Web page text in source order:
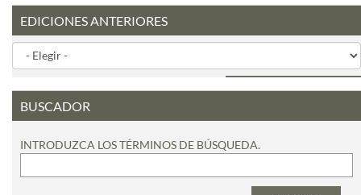
EDICIONES ANTERIORES
BUSCADOR
INTRODUZCA LOS TÉRMINOS DE BÚSQUEDA.